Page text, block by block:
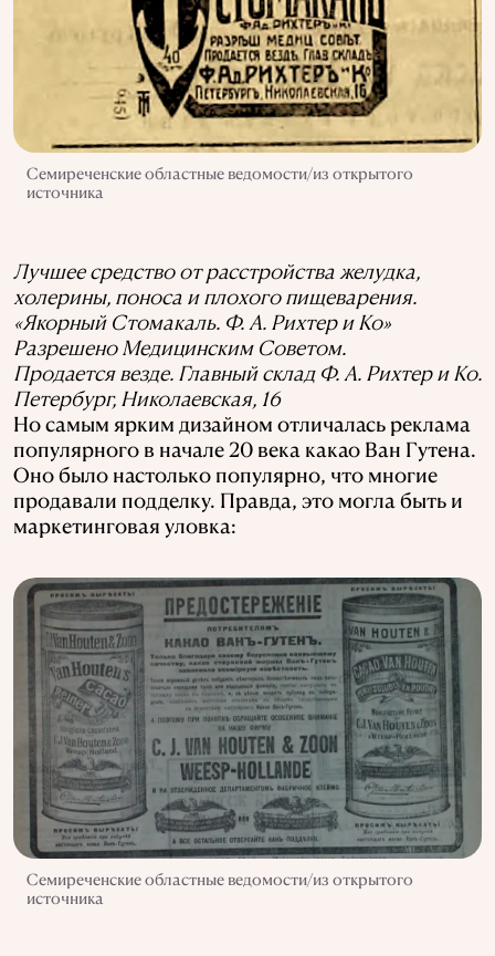
Семиреченские областные ведомости/из открытого
источника
Лучшее средство от расстройства желудка,
холерины, поноса и плохого пищеварения.
«Якорный Стомакаль. Ф. А. Рихтер и Ко»
Разрешено Медицинским Советом.
Продается везде. Главный склад Ф. А. Рихтер и Ко.
Петербург, Николаевская, 16
Но самым ярким дизайном отличалась реклама
популярного в начале 20 века какао Ван Гутена.
Оно было настолько популярно, что многие
продавали подделку. Правда, это могла быть и
маркетинговая уловка:
Семиреченские областные ведомости/из открытого
источника